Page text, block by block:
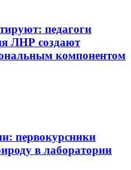
педагоги
ЛНР создают
компонентом
первокурсники
в лаборатории